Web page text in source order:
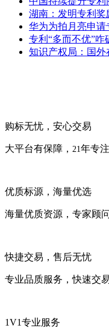
湖南：发明专利奖
华为为拍月亮申请
专利“多而不优”咋
知识产权局：国
购标无忧，安心交易
大平台有保障， 21 年专
优质标源，海量优选
海量优质资源，专家顾
快捷交易，售后无忧
专业品质服务，快速交
1V1专业服务